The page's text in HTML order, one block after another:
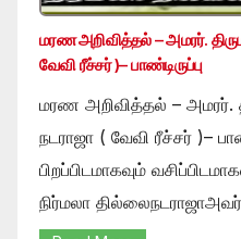
மரண அறிவித்தல் – அமரர்.
வேவி ரீச்சர் )– பாண்டிருப்பு
மரண அறிவித்தல் – அமரர்.
நடராஜா ( வேவி ரீச்சர் )–
பிறப்பிடமாகவும்
நிர்மலா